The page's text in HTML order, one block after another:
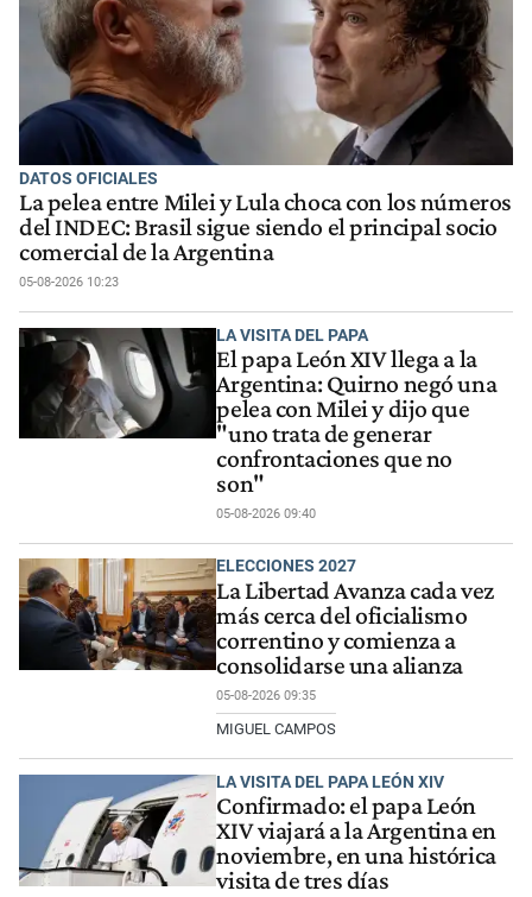
DATOS OFICIALES
La pelea entre Milei y Lula choca con los números
del INDEC: Brasil sigue siendo el principal socio
comercial de la Argentina
05-08-2026 10:23
LA VISITA DEL PAPA
El papa León XIV llega a la
Argentina: Quirno negó una
pelea con Milei y dijo que
"uno trata de generar
confrontaciones que no
son"
05-08-2026 09:40
ELECCIONES 2027
La Libertad Avanza cada vez
más cerca del oficialismo
correntino y comienza a
consolidarse una alianza
05-08-2026 09:35
MIGUEL CAMPOS
LA VISITA DEL PAPA LEÓN XIV
Confirmado: el papa León
XIV viajará a la Argentina en
noviembre, en una histórica
visita de tres días